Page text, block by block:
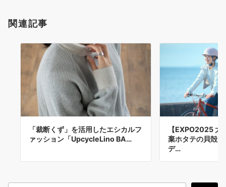
関連記事
「裁断くず」を活用したエシカルフ
ァッション「UpcycleLino BA…
【EXPO2025 大
棄ホタテの貝殻
デ…